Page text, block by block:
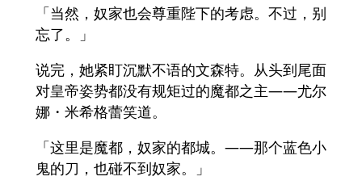
「当然，奴家也会尊重陛下的考虑。不过，别
忘了。」
说完，她紧盯沉默不语的文森特。从头到尾面
对皇帝姿势都没有规矩过的魔都之主——尤尔
娜・米希格蕾笑道。
「这里是魔都，奴家的都城。——那个蓝色小
鬼的刀，也碰不到奴家。」